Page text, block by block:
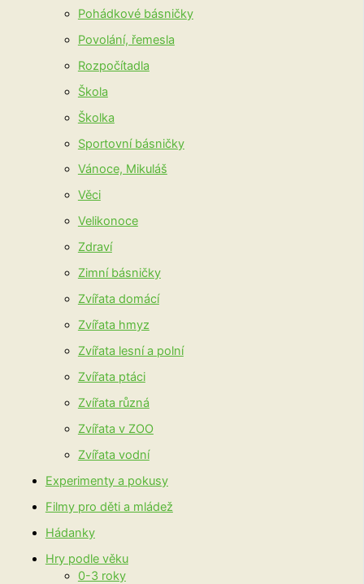
Pohádkové básničky
Povolání, řemesla
Rozpočítadla
Škola
Školka
Sportovní básničky
Vánoce, Mikuláš
Věci
Velikonoce
Zdraví
Zimní básničky
Zvířata domácí
Zvířata hmyz
Zvířata lesní a polní
Zvířata ptáci
Zvířata různá
Zvířata v ZOO
Zvířata vodní
Experimenty a pokusy
Filmy pro děti a mládež
Hádanky
Hry podle věku
0-3 roky